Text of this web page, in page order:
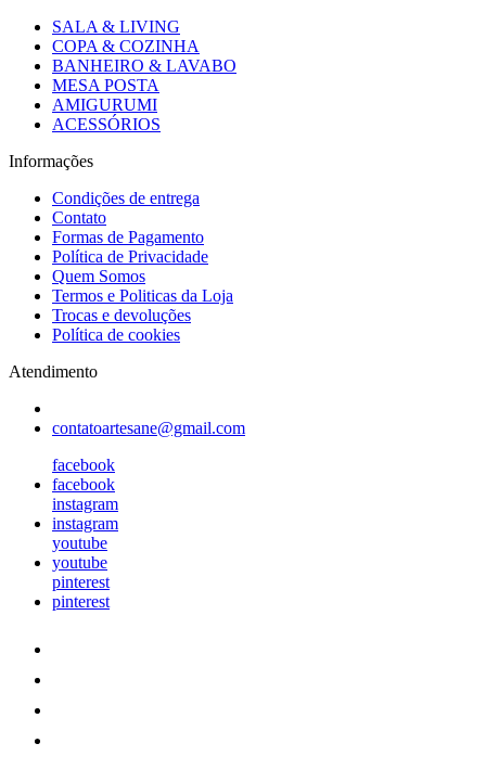
SALA & LIVING
COPA & COZINHA
BANHEIRO & LAVABO
MESA POSTA
AMIGURUMI
ACESSÓRIOS
Informações
Condições de entrega
Contato
Formas de Pagamento
Política de Privacidade
Quem Somos
Termos e Politicas da Loja
Trocas e devoluções
Política de cookies
Atendimento
contatoartesane@gmail.com
facebook
facebook
instagram
instagram
youtube
youtube
pinterest
pinterest